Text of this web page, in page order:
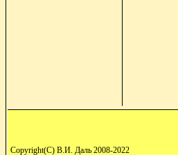
Copyright(C) В.И. Даль 2008-2022